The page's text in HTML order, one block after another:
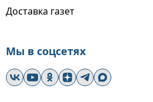
Доставка газет
Мы в соцсетях